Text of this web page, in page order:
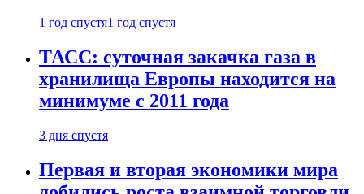
1 год спустя1 год спустя
ТАСС: суточная закачка газа в
хранилища Европы находится на
минимуме с 2011 года
3 дня спустя
Первая и вторая экономики мира